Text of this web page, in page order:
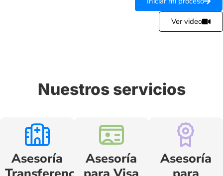
Ver video
Nuestros servicios
Asesoría
Asesoría
Asesoría